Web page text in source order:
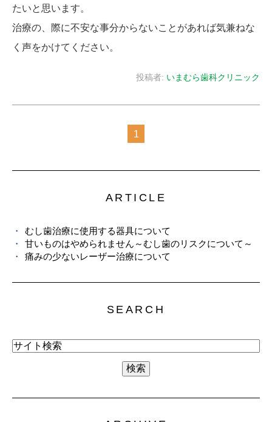
たいと思います。
治療の、際に不安な事分からないことがあれば気兼ねな
く声をかけてください。
投稿者: いまむら歯科クリニック
1
ARTICLE
むし歯治療に使用する器具について
甘いものはやめられません～むし歯のリスクについて～
痛みの少ないレーザー治療について
SEARCH